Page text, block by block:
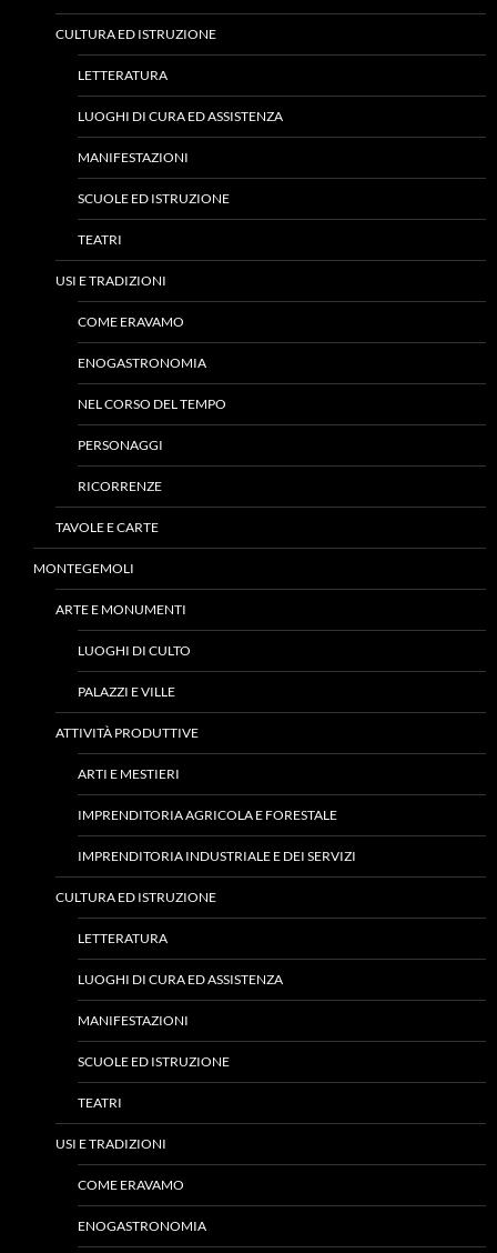
CULTURA ED ISTRUZIONE
LETTERATURA
LUOGHI DI CURA ED ASSISTENZA
MANIFESTAZIONI
SCUOLE ED ISTRUZIONE
TEATRI
USI E TRADIZIONI
COME ERAVAMO
ENOGASTRONOMIA
NEL CORSO DEL TEMPO
PERSONAGGI
RICORRENZE
TAVOLE E CARTE
MONTEGEMOLI
ARTE E MONUMENTI
LUOGHI DI CULTO
PALAZZI E VILLE
ATTIVITÀ PRODUTTIVE
ARTI E MESTIERI
IMPRENDITORIA AGRICOLA E FORESTALE
IMPRENDITORIA INDUSTRIALE E DEI SERVIZI
CULTURA ED ISTRUZIONE
LETTERATURA
LUOGHI DI CURA ED ASSISTENZA
MANIFESTAZIONI
SCUOLE ED ISTRUZIONE
TEATRI
USI E TRADIZIONI
COME ERAVAMO
ENOGASTRONOMIA